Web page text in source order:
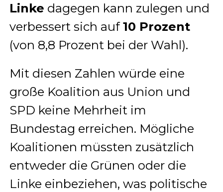
Linke dagegen kann zulegen und
verbessert sich auf10 Prozent
(von 8,8 Prozent bei der Wahl).
Mit diesen Zahlen würde eine
große Koalition aus Union und
SPD keine Mehrheit im
Bundestag erreichen. Mögliche
Koalitionen müssten zusätzlich
entweder die Grünen oder die
Linke einbeziehen, was politische